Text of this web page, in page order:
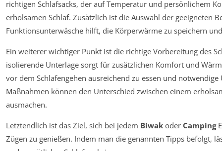
richtigen Schlafsacks, der auf Temperatur und persönlichem
erholsamen Schlaf. Zusätzlich ist die Auswahl der geeigneten
Funktionsunterwäsche hilft, die Körperwärme zu speichern
Ein weiterer wichtiger Punkt ist die richtige Vorbereitung des
isolierende Unterlage sorgt für zusätzlichen Komfort und
vor dem Schlafengehen ausreichend zu essen und
Maßnahmen können den Unterschied zwischen einem
ausmachen.
Letztendlich ist das Ziel, sich bei jedem Biwak oder Camping
Zügen zu genießen. Indem man die genannten Tipps befolgt,